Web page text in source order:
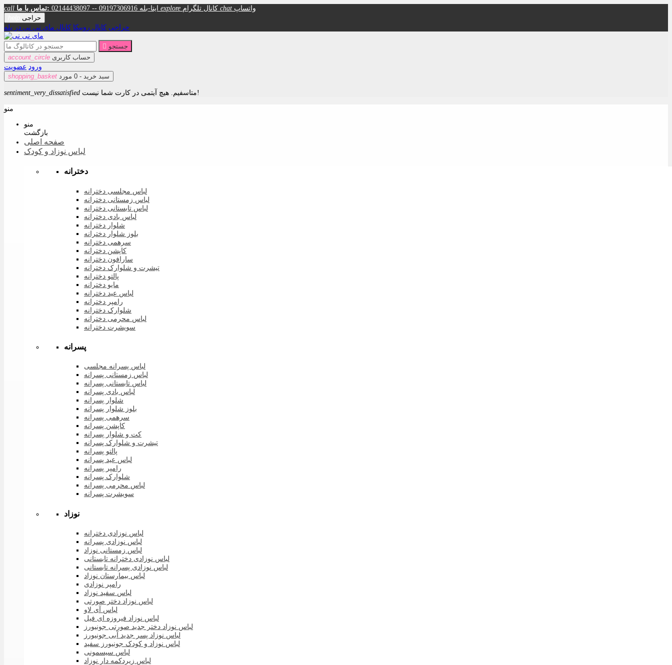
call تماس با ما: 02144438097 -- 09197306916 ایتا-بله explore chat واتساپ
حراجی
حراجی کانال روبیکا کانال مای نی نی در بله
 جستجو
account_circle حساب کاربری
ورود عضویت
shopping_basket سبد خرید - 0 مورد
sentiment_very_dissatisfied
متاسفیم. هیچ آیتمی در کارت شما نیست!
منو
منو
بازگشت
صفحه اصلی
لباس نوزاد و کودک
دخترانه
لباس مجلسی دخترانه
لباس زمستانی دخترانه
لباس تابستانی دخترانه
لباس بادی دخترانه
شلوار دخترانه
بلوز شلوار دخترانه
سرهمی دخترانه
کاپشن دخترانه
سارافون دخترانه
تیشرت و شلوارک دخترانه
پالتو دخترانه
مایو دخترانه
لباس عید دخترانه
رامپر دخترانه
شلوارک دخترانه
لباس محرمی دخترانه
سویشرت دخترانه
پسرانه
لباس پسرانه مجلسی
لباس زمستانی پسرانه
لباس تابستانی پسرانه
لباس بادی پسرانه
شلوار پسرانه
بلوز شلوار پسرانه
سرهمی پسرانه
کاپشن پسرانه
کت و شلوار پسرانه
تیشرت و شلوارک پسرانه
پالتو پسرانه
لباس عید پسرانه
رامپر پسرانه
شلوارک پسرانه
لباس محرمی پسرانه
سویشرت پسرانه
نوزاد
لباس نوزادی دخترانه
لباس نوزادی پسرانه
لباس زمستانی نوزاد
لباس نوزادی دخترانه تابستانی
لباس نوزادی پسرانه تابستانی
لباس بیمارستان نوزاد
رامپر نوزادی
لباس سفید نوزاد
لباس نوزاد دختر صورتی
لباس آی لاو
لباس نوزاد فیروزه ای فیل
لباس نوزاد دختر جدید صورتی جونیورز
لباس نوزاد پسر جدید آبی جونیورز
لباس نوزاد و کودک جونیورز سفید
لباس سیسمونی
لباس زیردکمه دار نوزاد